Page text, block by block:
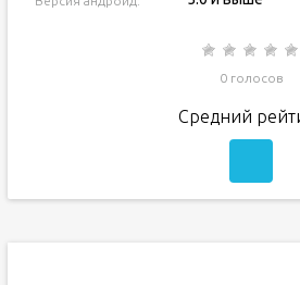
0 голосов
Средний